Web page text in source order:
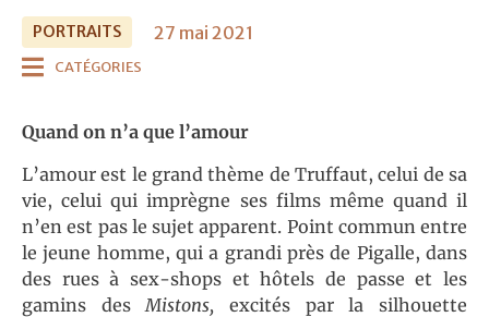
PORTRAITS 27 mai 2021
CATÉGORIES
Quand on n’a que l’amour
L’amour est le grand thème de Truffaut, celui de sa
vie, celui qui imprègne ses films même quand il
n’en est pas le sujet apparent. Point commun entre
le jeune homme, qui a grandi près de Pigalle, dans
des rues à sex-shops et hôtels de passe et les
gamins des Mistons,excités par la silhouette